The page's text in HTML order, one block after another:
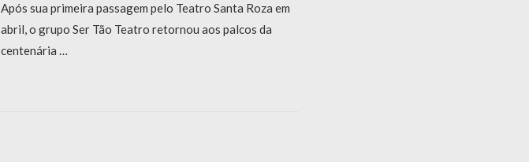
Após sua primeira passagem pelo Teatro Santa Roza em
abril, o grupo Ser Tão Teatro retornou aos palcos da
centenária …